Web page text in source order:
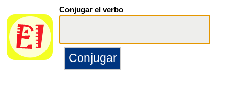
Conjugar el verbo